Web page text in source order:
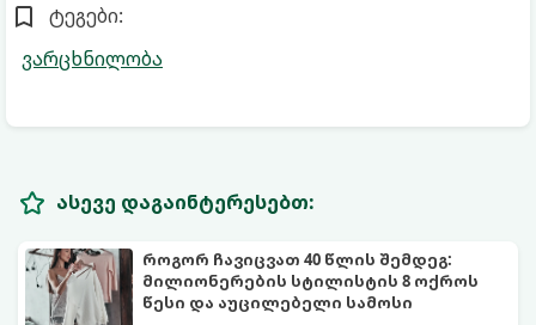
ტეგები:
ვარცხნილობა
ასევე დაგაინტერესებთ:
როგორ ჩავიცვათ 40 წლის შემდეგ:
მილიონერების სტილისტის 8 ოქროს
წესი და აუცილებელი სამოსი